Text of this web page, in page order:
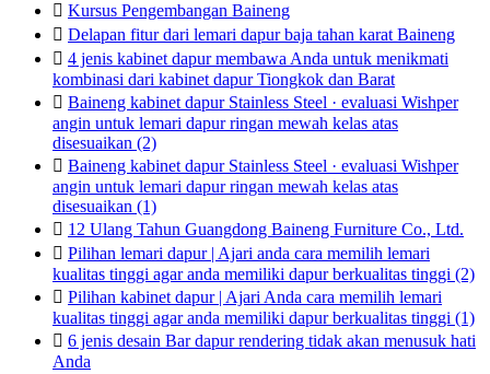
 Kursus Pengembangan Baineng
 Delapan fitur dari lemari dapur baja tahan karat Baineng
 4 jenis kabinet dapur membawa Anda untuk menikmati
kombinasi dari kabinet dapur Tiongkok dan Barat
 Baineng kabinet dapur Stainless Steel · evaluasi Wishper
angin untuk lemari dapur ringan mewah kelas atas
disesuaikan (2)
 Baineng kabinet dapur Stainless Steel · evaluasi Wishper
angin untuk lemari dapur ringan mewah kelas atas
disesuaikan (1)
 12 Ulang Tahun Guangdong Baineng Furniture Co., Ltd.
 Pilihan lemari dapur | Ajari anda cara memilih lemari
kualitas tinggi agar anda memiliki dapur berkualitas tinggi (2)
 Pilihan kabinet dapur | Ajari Anda cara memilih lemari
kualitas tinggi agar anda memiliki dapur berkualitas tinggi (1)
 6 jenis desain Bar dapur rendering tidak akan menusuk hati
Anda